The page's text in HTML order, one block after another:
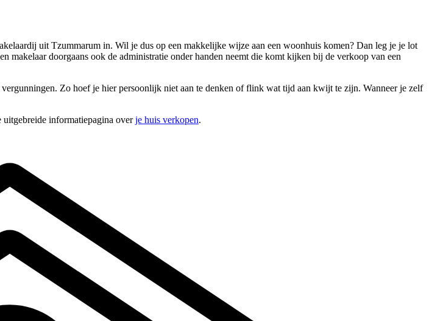
uit Tzummarum in. Wil je dus op een makkelijke wijze aan een woonhuis komen? Dan leg je je lot
makelaar doorgaans ook de administratie onder handen neemt die komt kijken bij de verkoop van een
Zo hoef je hier persoonlijk niet aan te denken of flink wat tijd aan kwijt te zijn. Wanneer je zelf
informatiepagina overje huis verkopen.